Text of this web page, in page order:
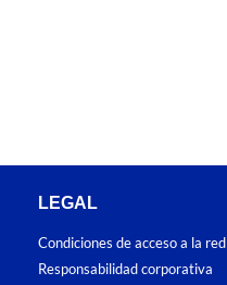
LEGAL
Condiciones de acceso a la red
Responsabilidad corporativa